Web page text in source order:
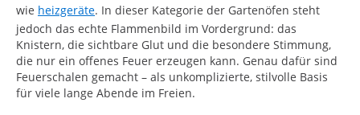
wie heizgeräte. In dieser Kategorie der Gartenöfen steht
jedoch das echte Flammenbild im Vordergrund: das
Knistern, die sichtbare Glut und die besondere Stimmung,
die nur ein offenes Feuer erzeugen kann. Genau dafür sind
Feuerschalen gemacht – als unkomplizierte, stilvolle Basis
für viele lange Abende im Freien.